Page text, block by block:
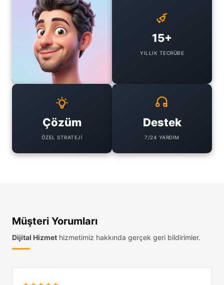
15+
YILLIK TECRÜBE
Çözüm
ÖZEL STRATEJI
Destek
7/24 YARDIM
Müşteri Yorumları
Dijital Hizmet hizmetimiz hakkında gerçek geri bildirimler.